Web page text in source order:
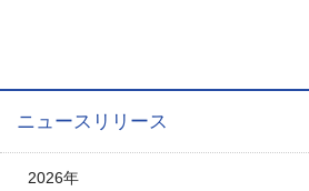
ニュースリリース
2026年